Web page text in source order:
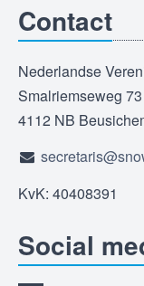
Contact
Nederlandse
Smalriemseweg 73
4112 NB
KvK: 40408391
Social